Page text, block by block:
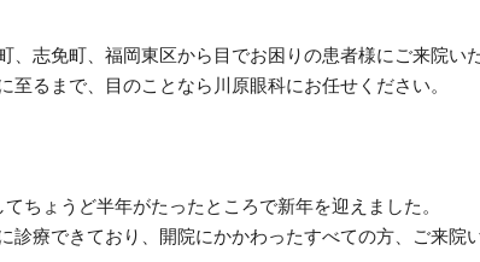
、志免町、福岡東区から目でお困りの患者様にご来院
至るまで、目のことなら川原眼科にお任せください。
ちょうど半年がたったところで新年を迎えました。
診療できており、開院にかかわったすべての方、ご来院